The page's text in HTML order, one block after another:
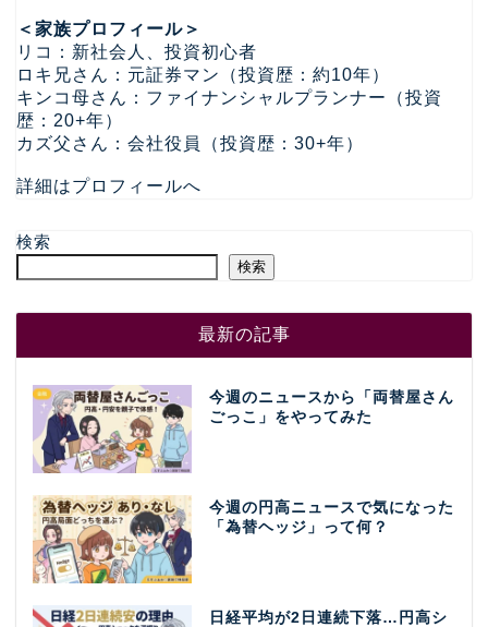
＜家族プロフィール＞
リコ：新社会人、投資初心者
ロキ兄さん：元証券マン（投資歴：約10年）
キンコ母さん：ファイナンシャルプランナー（投資
歴：20+年）
カズ父さん：会社役員（投資歴：30+年）
詳細はプロフィールへ
検索
検索
最新の記事
今週のニュースから「両替屋さん
ごっこ」をやってみた
今週の円高ニュースで気になった
「為替ヘッジ」って何？
日経平均が2日連続下落…円高シ